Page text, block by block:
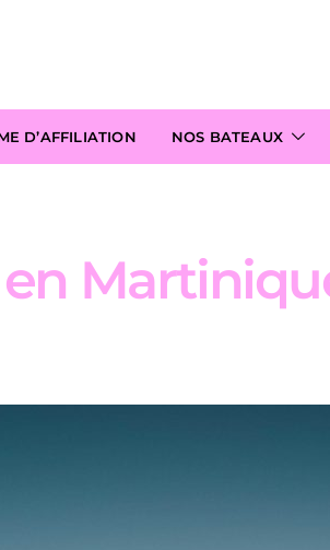
D’AFFILIATION NOS BATEAUX